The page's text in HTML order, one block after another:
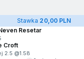
Stawka 20,00 PLN
Resetar
Croft
2.5 @1.58